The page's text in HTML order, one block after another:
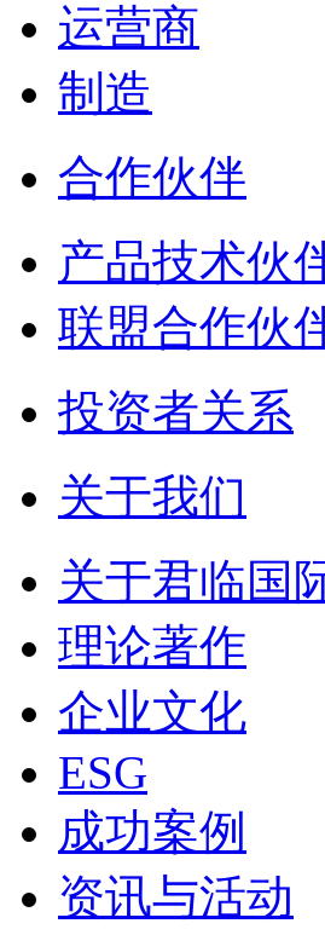
运营商
制造
合作伙伴
产品技术伙
联盟合作伙
投资者关系
关于我们
关于君临国
理论著作
企业文化
ESG
成功案例
资讯与活动